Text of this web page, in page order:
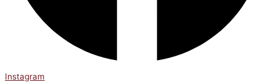
Instagram